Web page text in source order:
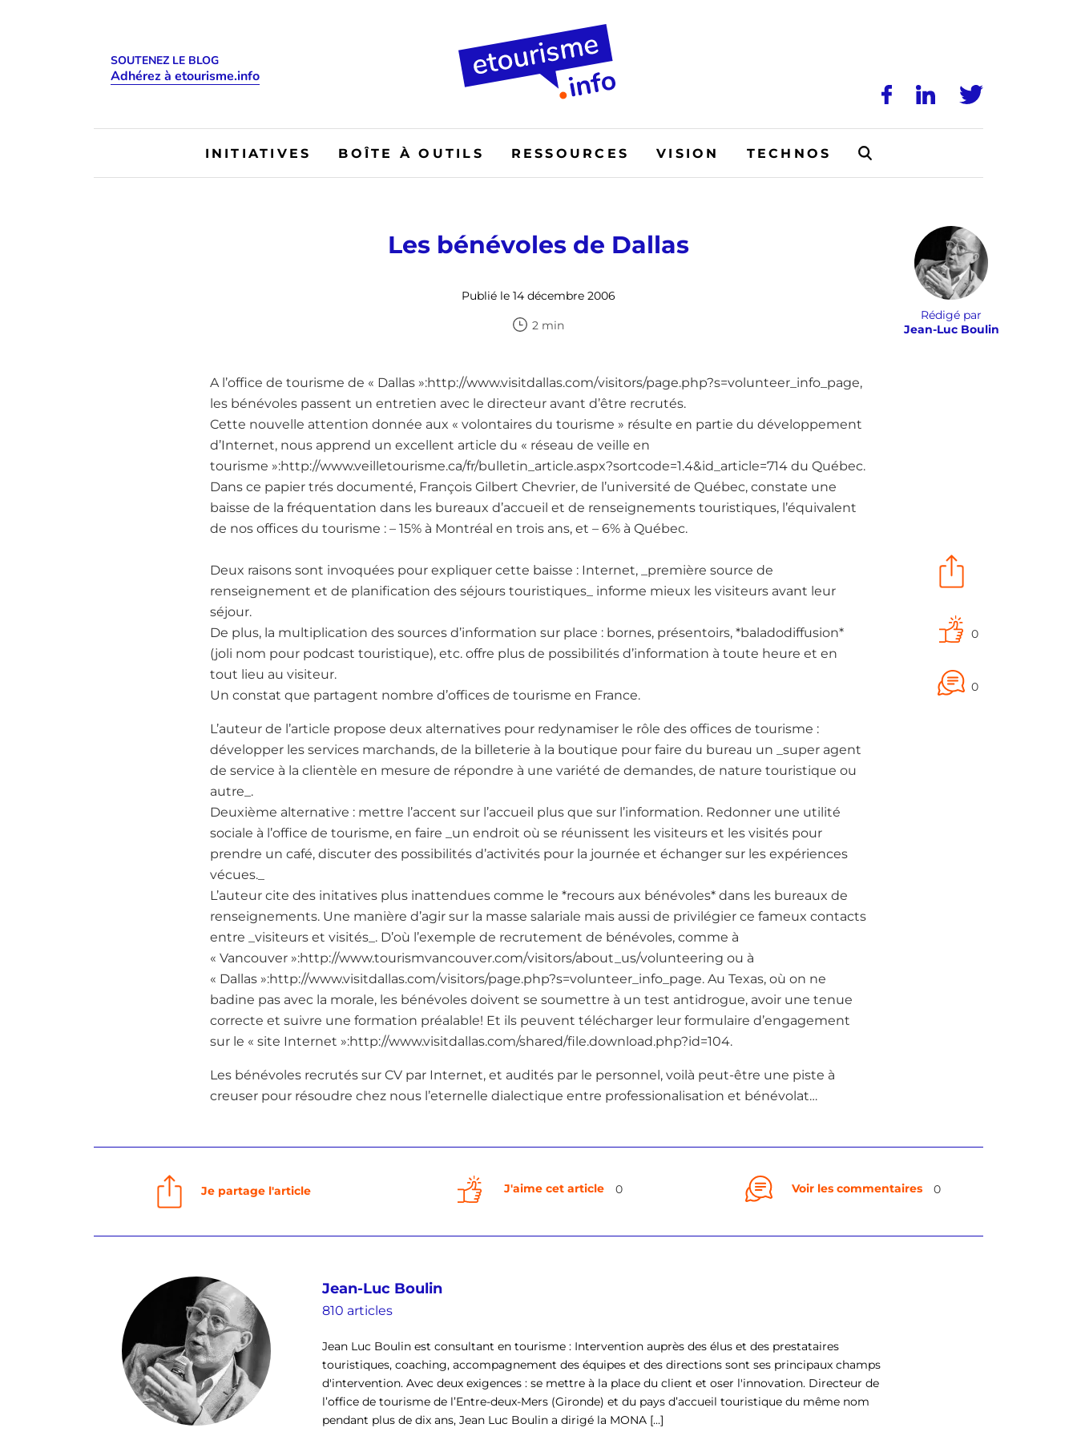
SOUTENEZ LE BLOG
Adhérez à etourisme.info
INITIATIVES BOÎTE À OUTILS RESSOURCES VISION TECHNOS
Les bénévoles de Dallas
Publié le 14 décembre 2006
2 min
Rédigé par
Jean-Luc Boulin
0
0
A l’office de tourisme de « Dallas »:http://www.visitdallas.com/visitors/page.php?s=volunteer_info_page,
les bénévoles passent un entretien avec le directeur avant d’être recrutés.
Cette nouvelle attention donnée aux « volontaires du tourisme » résulte en partie du développement
d’Internet, nous apprend un excellent article du « réseau de veille en
tourisme »:http://www.veilletourisme.ca/fr/bulletin_article.aspx?sortcode=1.4&id_article=714 du Québec.
Dans ce papier trés documenté, François Gilbert Chevrier, de l’université de Québec, constate une
baisse de la fréquentation dans les bureaux d’accueil et de renseignements touristiques, l’équivalent
de nos offices du tourisme : – 15% à Montréal en trois ans, et – 6% à Québec.
Deux raisons sont invoquées pour expliquer cette baisse : Internet, _première source de
renseignement et de planification des séjours touristiques_ informe mieux les visiteurs avant leur
séjour.
De plus, la multiplication des sources d’information sur place : bornes, présentoirs, *baladodiffusion*
(joli nom pour podcast touristique), etc. offre plus de possibilités d’information à toute heure et en
tout lieu au visiteur.
Un constat que partagent nombre d’offices de tourisme en France.
L’auteur de l’article propose deux alternatives pour redynamiser le rôle des offices de tourisme :
développer les services marchands, de la billeterie à la boutique pour faire du bureau un _super agent
de service à la clientèle en mesure de répondre à une variété de demandes, de nature touristique ou
autre_.
Deuxième alternative : mettre l’accent sur l’accueil plus que sur l’information. Redonner une utilité
sociale à l’office de tourisme, en faire _un endroit où se réunissent les visiteurs et les visités pour
prendre un café, discuter des possibilités d’activités pour la journée et échanger sur les expériences
vécues._
L’auteur cite des initatives plus inattendues comme le *recours aux bénévoles* dans les bureaux de
renseignements. Une manière d’agir sur la masse salariale mais aussi de privilégier ce fameux contacts
entre _visiteurs et visités_. D’où l’exemple de recrutement de bénévoles, comme à
« Vancouver »:http://www.tourismvancouver.com/visitors/about_us/volunteering ou à
« Dallas »:http://www.visitdallas.com/visitors/page.php?s=volunteer_info_page. Au Texas, où on ne
badine pas avec la morale, les bénévoles doivent se soumettre à un test antidrogue, avoir une tenue
correcte et suivre une formation préalable! Et ils peuvent télécharger leur formulaire d’engagement
sur le « site Internet »:http://www.visitdallas.com/shared/file.download.php?id=104.
Les bénévoles recrutés sur CV par Internet, et audités par le personnel, voilà peut-être une piste à
creuser pour résoudre chez nous l’eternelle dialectique entre professionalisation et bénévolat…
Je partage l'article J'aime cet article 0 Voir les commentaires 0
Jean-Luc Boulin
810 articles
Jean Luc Boulin est consultant en tourisme : Intervention auprès des élus et des prestataires
touristiques, coaching, accompagnement des équipes et des directions sont ses principaux champs
d'intervention. Avec deux exigences : se mettre à la place du client et oser l'innovation. Directeur de
l’office de tourisme de l’Entre-deux-Mers (Gironde) et du pays d’accueil touristique du même nom
pendant plus de dix ans, Jean Luc Boulin a dirigé la MONA [...]